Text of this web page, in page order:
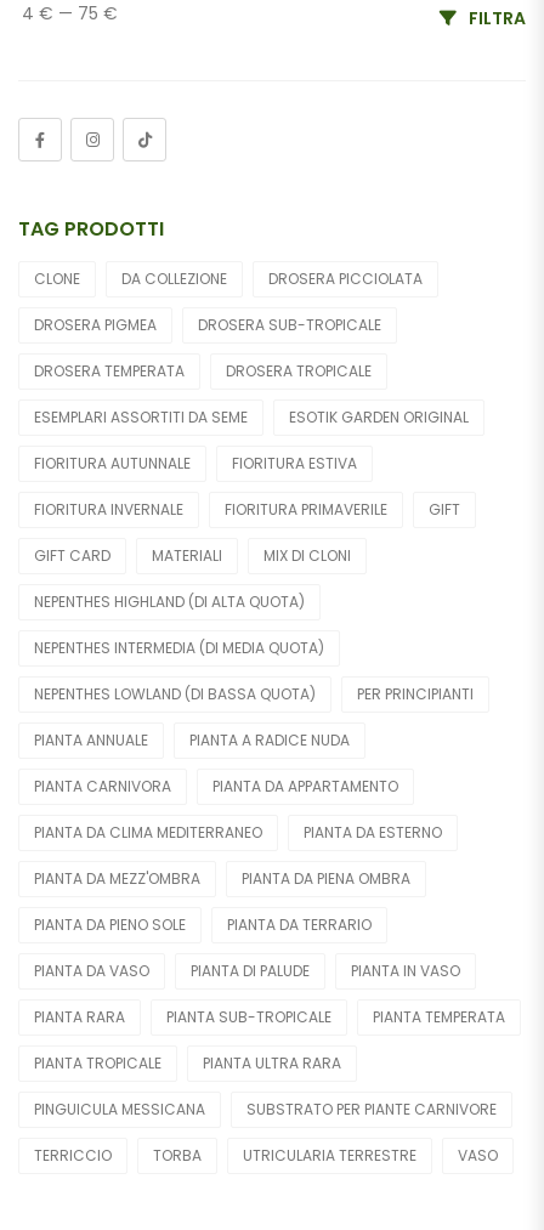
Pinguicula
Semi
Fiori Cadavere
4 € — 75 € FILTRA
TAG PRODOTTI
CLONE DA COLLEZIONE DROSERA PICCIOLATA
DROSERA PIGMEA DROSERA SUB-TROPICALE
DROSERA TEMPERATA DROSERA TROPICALE
ESEMPLARI ASSORTITI DA SEME ESOTIK GARDEN ORIGINAL
FIORITURA AUTUNNALE FIORITURA ESTIVA
FIORITURA INVERNALE FIORITURA PRIMAVERILE GIFT
GIFT CARD MATERIALI MIX DI CLONI
NEPENTHES HIGHLAND (DI ALTA QUOTA)
NEPENTHES INTERMEDIA (DI MEDIA QUOTA)
NEPENTHES LOWLAND (DI BASSA QUOTA) PER PRINCIPIANTI
PIANTA ANNUALE PIANTA A RADICE NUDA
PIANTA CARNIVORA PIANTA DA APPARTAMENTO
PIANTA DA CLIMA MEDITERRANEO PIANTA DA ESTERNO
PIANTA DA MEZZ'OMBRA PIANTA DA PIENA OMBRA
PIANTA DA PIENO SOLE PIANTA DA TERRARIO
PIANTA DA VASO PIANTA DI PALUDE PIANTA IN VASO
PIANTA RARA PIANTA SUB-TROPICALE PIANTA TEMPERATA
PIANTA TROPICALE PIANTA ULTRA RARA
PINGUICULA MESSICANA SUBSTRATO PER PIANTE CARNIVORE
TERRICCIO TORBA UTRICULARIA TERRESTRE VASO